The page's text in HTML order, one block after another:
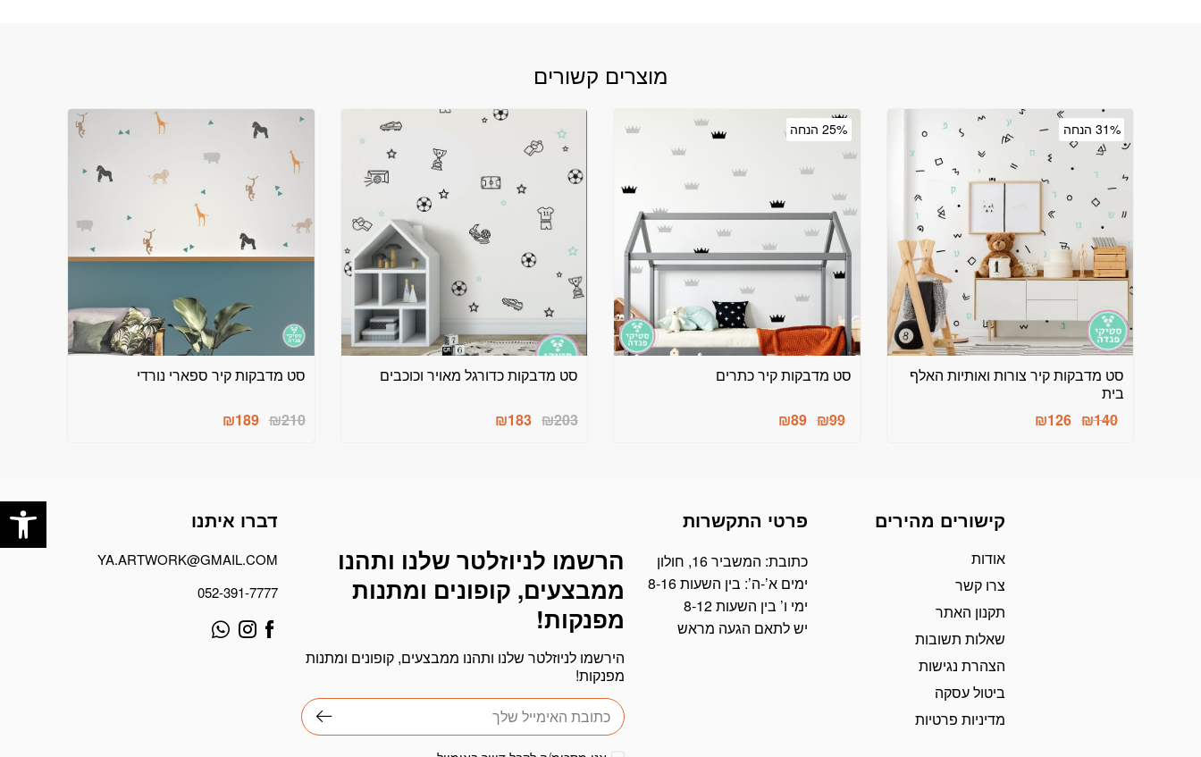
מוצרים קשורים
31% הנחה
סט מדבקות קיר צורות ואותיות האלף
בית
המחיר
₪140
המחיר
₪126
25% הנחה
סט מדבקות קיר כתרים
המחיר
₪99
המחיר
₪89
סט מדבקות כדורגל מאויר וכוכבים
₪203
₪183
סט מדבקות קיר ספארי נורדי
₪210
₪189
קישורים מהירים
אודות
צרו קשר
תקנון האתר
שאלות תשובות
הצהרת נגישות
ביטול עסקה
מדיניות פרטיות
פרטי התקשרות
כתובת: המשביר 16, חולון
ימים א’-ה’: בין השעות 8-16
ימי ו’ בין השעות 8-12
יש לתאם הגעה מראש
דברו איתנו
YA.ARTWORK@GMAIL.COM
052-391-7777
הרשמו לניוזלטר שלנו ותהנו
ממבצעים, קופונים ומתנות
מפנקות!
הירשמו לניוזלטר שלנו ותהנו ממבצעים, קופונים ומתנות
מפנקות!
דוא׳׳ל